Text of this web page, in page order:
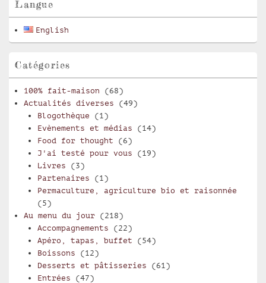
latérale
Langue
English
Catégories
100% fait-maison (68)
Actualités diverses (49)
Blogothèque (1)
Evènements et médias (14)
Food for thought (6)
J'ai testé pour vous (19)
Livres (3)
Partenaires (1)
Permaculture, agriculture bio et raisonnée
(5)
Au menu du jour (218)
Accompagnements (22)
Apéro, tapas, buffet (54)
Boissons (12)
Desserts et pâtisseries (61)
Entrées (47)